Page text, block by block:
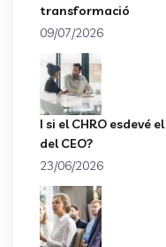
transformació
09/07/2026
I si el CHRO esdevé
del CEO?
23/06/2026